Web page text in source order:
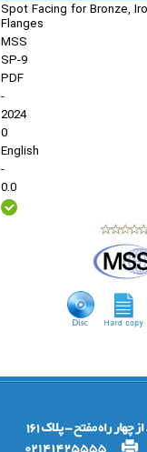
Spot Facing for Bronze,
Flanges
MSS
SP-9
PDF
-
2024
0
English
-
0.0